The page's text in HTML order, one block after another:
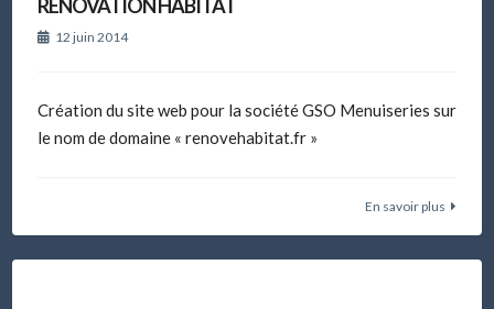
RENOVATION HABITAT
12 juin 2014
Création du site web pour la société GSO Menuiseries sur
le nom de domaine « renovehabitat.fr »
En savoir plus